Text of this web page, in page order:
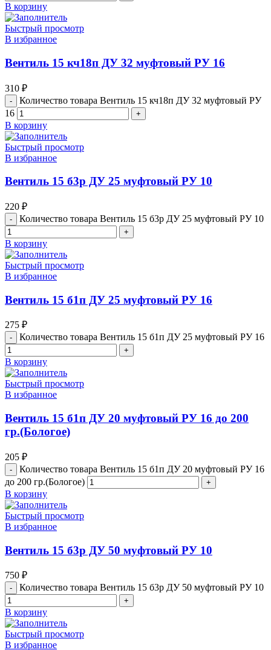
В корзину
Быстрый просмотр
В избранное
Вентиль 15 кч18п ДУ 32 муфтовый РУ 16
310 ₽
Количество товара Вентиль 15 кч18п ДУ 32 муфтовый РУ
16
В корзину
Быстрый просмотр
В избранное
Вентиль 15 б3р ДУ 25 муфтовый РУ 10
220 ₽
Количество товара Вентиль 15 б3р ДУ 25 муфтовый РУ 10
В корзину
Быстрый просмотр
В избранное
Вентиль 15 б1п ДУ 25 муфтовый РУ 16
275 ₽
Количество товара Вентиль 15 б1п ДУ 25 муфтовый РУ 16
В корзину
Быстрый просмотр
В избранное
Вентиль 15 б1п ДУ 20 муфтовый РУ 16 до 200
гр.(Бологое)
205 ₽
Количество товара Вентиль 15 б1п ДУ 20 муфтовый РУ 16
до 200 гр.(Бологое)
В корзину
Быстрый просмотр
В избранное
Вентиль 15 б3р ДУ 50 муфтовый РУ 10
750 ₽
Количество товара Вентиль 15 б3р ДУ 50 муфтовый РУ 10
В корзину
Быстрый просмотр
В избранное